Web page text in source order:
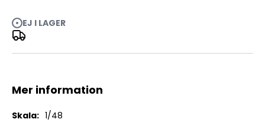
EJ I LAGER
Mer information
Mer
1/48